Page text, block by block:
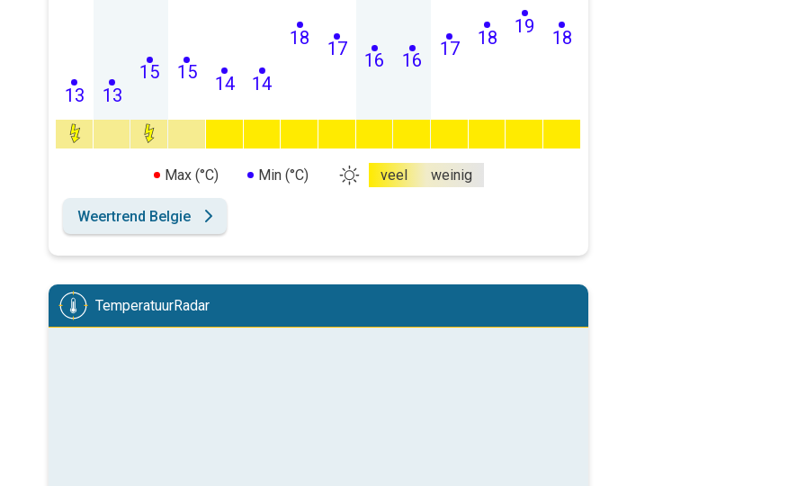
13 13
15 15
14 14
18
17
16 16
17
18
19
18
Max (°C) Min (°C) veel weinig
Weertrend Belgie
TemperatuurRadar